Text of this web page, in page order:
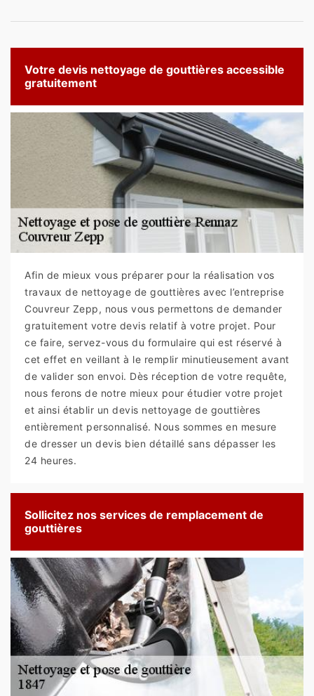
Votre devis nettoyage de gouttières accessible
gratuitement
Afin de mieux vous préparer pour la réalisation vos
travaux de nettoyage de gouttières avec l’entreprise
Couvreur Zepp, nous vous permettons de demander
gratuitement votre devis relatif à votre projet. Pour
ce faire, servez-vous du formulaire qui est réservé à
cet effet en veillant à le remplir minutieusement avant
de valider son envoi. Dès réception de votre requête,
nous ferons de notre mieux pour étudier votre projet
et ainsi établir un devis nettoyage de gouttières
entièrement personnalisé. Nous sommes en mesure
de dresser un devis bien détaillé sans dépasser les
24 heures.
Sollicitez nos services de remplacement de
gouttières